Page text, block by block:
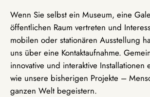
Wenn Sie selbst ein Museum, eine
öffentlichen Raum vertreten und
mobilen oder stationären Ausstellung
uns über eine Kontaktaufnahme.
innovative und interaktive
wie unsere bisherigen Projekte –
ganzen Welt begeistern.